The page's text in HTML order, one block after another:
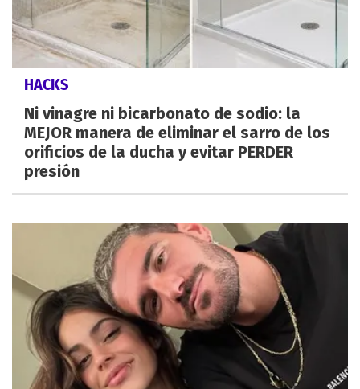
HACKS
Ni vinagre ni bicarbonato de sodio: la
MEJOR manera de eliminar el sarro de los
orificios de la ducha y evitar PERDER
presión